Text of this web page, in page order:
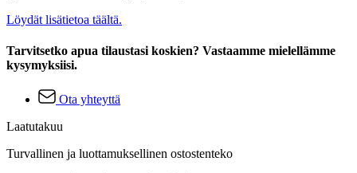
Löydät lisätietoa täältä.
Tarvitsetko apua tilaustasi koskien? Vastaamme mielellämme
kysymyksiisi.
Ota yhteyttä
Laatutakuu
Turvallinen ja luottamuksellinen ostostenteko